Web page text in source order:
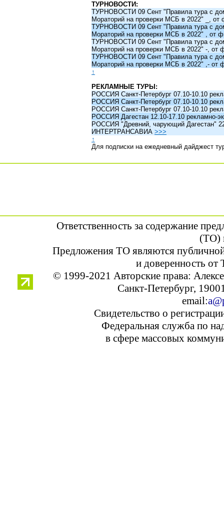
ТУРНОВОСТИ:
ТУРНОВОСТИ 09 Сент "Правила тура с
Мораторий на проверки МСБ в 2022" _,
ТУРНОВОСТИ 09 Сент "Правила тура с
Мораторий на проверки МСБ в 2022" ,
ТУРНОВОСТИ 09 Сент "Правила тура с
Мораторий на проверки МСБ в 2022" -,
ТУРНОВОСТИ 09 Сент "Правила тура с
Мораторий на проверки МСБ в 2022" ,-
↑
РЕКЛАМНЫЕ ТУРЫ:
РОССИЯ Санкт-Петербург 07.10-10.10
РОССИЯ Санкт-Петербург 07.10-10.10
РОССИЯ Санкт-Петербург 07.10-10.10
РОССИЯ Дагестан 12.10-17.10 рекламно-
РОССИЯ "Древний, чарующий Дагестан"
ИНТЕРТРАНСАВИА >>>
↑
Для подписки на ежедневный дайджест
Ответственность за содержание
(ТО)
Предложения ТО являются
и доверенность от
© 1999-2021 Авторские права:
Санкт-Петербург,
email:
Свидетельство о
Федеральная служба по
в сфере массовых